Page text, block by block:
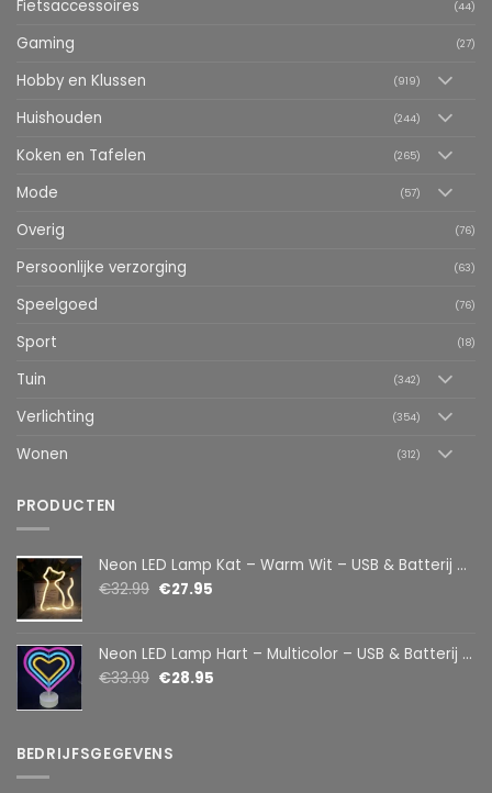
Fietsaccessoires (44)
Gaming (27)
Hobby en Klussen (919)
Huishouden (244)
Koken en Tafelen (265)
Mode (57)
Overig (76)
Persoonlijke verzorging (63)
Speelgoed (76)
Sport (18)
Tuin (342)
Verlichting (354)
Wonen (312)
PRODUCTEN
Neon LED Lamp Kat – Warm Wit – USB & Batterij – Decoratieve Tafellamp voor Kinderkamer – 28,5 x 24,5 cm
€32.99 €27.95
Neon LED Lamp Hart – Multicolor – USB & Batterij – Hartvormige Sfeerlamp – Kinderkamer & Slaapkamer – 25,2 x 23 cm
€33.99 €28.95
BEDRIJFSGEGEVENS